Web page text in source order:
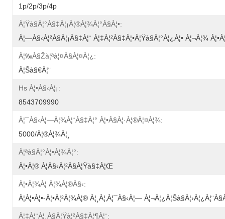
1p/2p/3p/4p
À¦Ÿà§à¦°à§‡à¦¡à¦®à¦¾à¦°à§à¦•:
À¦—À§‹à¦²à§à¦¡à§‡à¦¨ À¦‡à¦²à§‡à¦•à¦Ÿà§à¦°à¦¿à¦• À¦¬à¦¾
À¦‰à§Žà¦ªà¦¤à§à¦¤à¦¿:
À¦šà§€à¦¨
Hs À¦•à§‹à¦¡:
8543709990
À¦¯à§‹à¦—À¦¾à¦¨à§‡à¦° À¦•à§à¦·à¦®à¦¤à¦¾:
5000/à¦®à¦¾à¦¸
À¦ªà§à¦°à¦•à¦¾à¦°:
À¦•à¦® À¦­à§‹à¦²à§à¦Ÿà§‡à¦œ
À¦•à¦¾à¦ À¦¾à¦®à§‹:
À¦à¦•à¦•-À¦•à¦²à¦¾à¦® À¦¸à¦‚à¦¯à§‹à¦—
À¦‡à¦¨à¦¸à§à¦Ÿà¦²à§‡à¦¶à¦¨: